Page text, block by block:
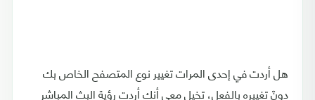
هل أردت في إحدى المرات تغيير نوع المتصفح الخاص بك
دونّ تغييره بالفعل، تخيل معي أنك أردت رؤية البث المباشر